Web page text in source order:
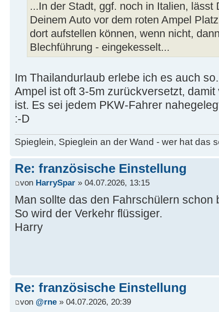
...In der Stadt, ggf. noch in Italien, lässt
Deinem Auto vor dem roten Ampel
dort aufstellen können, wenn nicht,
Blechführung - eingekesselt...
Im Thailandurlaub erlebe ich es auch
Ampel ist oft 3-5m zurückversetzt,
ist. Es sei jedem PKW-Fahrer
:-D
Spieglein, Spieglein an der Wand - wer hat das
Re: französische Einstellung
von HarrySpar » 04.07.2026, 13:15
Man sollte das den Fahrschülern schon
So wird der Verkehr flüssiger.
Harry
Re: französische Einstellung
von @rne » 04.07.2026, 20:39